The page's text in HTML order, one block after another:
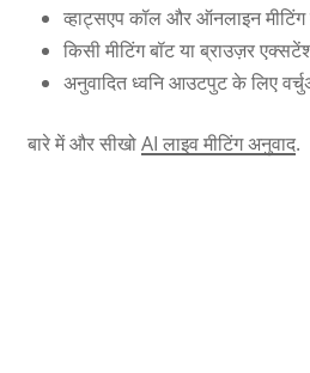
व्हाट्सएप कॉल और ऑनलाइन मीटिंग
किसी मीटिंग बॉट या ब्राउज़र
अनुवादित ध्वनि आउटपुट के लिए
बारे में और सीखोAI लाइव मीटिंग अनुवाद.